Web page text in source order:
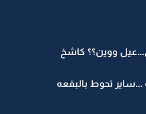
ووين؟؟ كاشخ
تحوط بالبقعه